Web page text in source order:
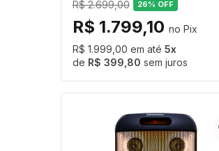
26% OFF
R$ 2.699,00
R$ 1.799,10
R$ 1.999,00
5
R$ 399,80 sem juros